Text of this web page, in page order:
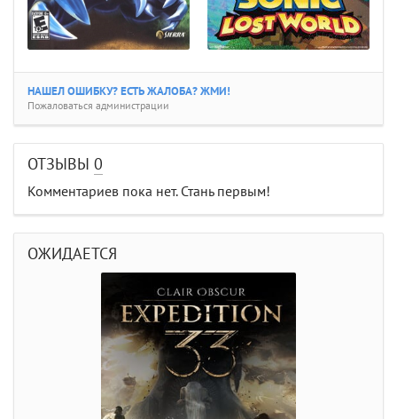
НАШЕЛ ОШИБКУ? ЕСТЬ ЖАЛОБА? ЖМИ!
Пожаловаться администрации
ОТЗЫВЫ 0
Комментариев пока нет. Стань первым!
ОЖИДАЕТСЯ